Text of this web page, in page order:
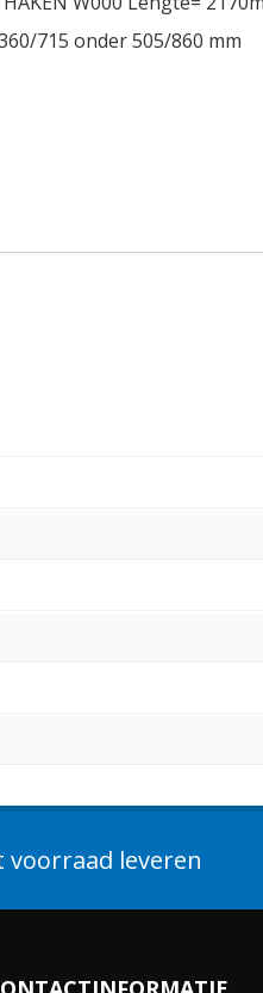
715 onder 505/860 mm
voorraad leveren